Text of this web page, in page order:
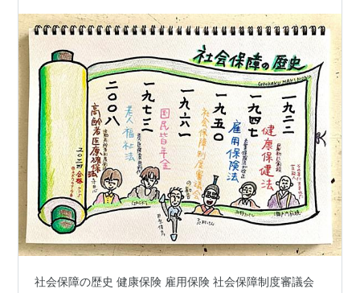
社会保障の歴史 健康保険 雇用保険 社会保障制度審議会